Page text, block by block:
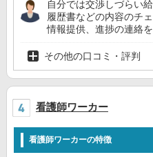
自分では交渉しづらい
履歴書などの内容のチ
情報提供、進捗の連絡
その他の口コミ・評判
看護師ワーカー
看護師ワーカーの特徴